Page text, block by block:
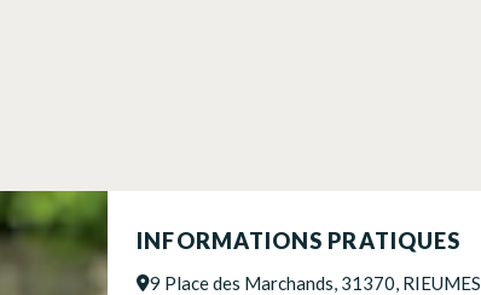
INFORMATIONS PRATIQUES
9 Place des Marchands, 31370, RIEUMES